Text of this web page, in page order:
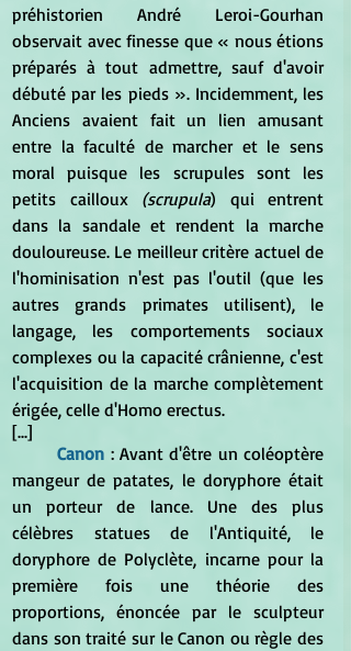
préhistorien André Leroi-Gourhan
observait avec finesse que « nous étions
préparés à tout admettre, sauf d'avoir
débuté par les pieds ». Incidemment, les
Anciens avaient fait un lien amusant
entre la faculté de marcher et le sens
moral puisque les scrupules sont les
petits cailloux (scrupula) qui entrent
dans la sandale et rendent la marche
douloureuse. Le meilleur critère actuel de
l'hominisation n'est pas l'outil (que les
autres grands primates utilisent), le
langage, les comportements sociaux
complexes ou la capacité crânienne, c'est
l'acquisition de la marche complètement
érigée, celle d'Homo erectus.
[...]
Canon : Avant d'être un coléoptère
mangeur de patates, le doryphore était
un porteur de lance. Une des plus
célèbres statues de l'Antiquité, le
doryphore de Polyclète, incarne pour la
première fois une théorie des
proportions, énoncée par le sculpteur
dans son traité sur le Canon ou règle des